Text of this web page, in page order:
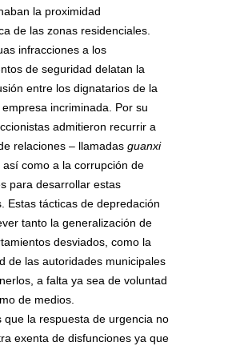
la proximidad
de las zonas residenciales.
infracciones a los
de seguridad delatan la
entre los dignatarios de la
incriminada. Por su
admitieron recurrir a
relaciones – llamadas guanxi
así como a la corrupción de
para desarrollar estas
Estas tácticas de depredación
tanto la generalización de
desviados, como la
de las autoridades municipales
a falta ya sea de voluntad
de medios.
que la respuesta de urgencia no
exenta de disfunciones ya que